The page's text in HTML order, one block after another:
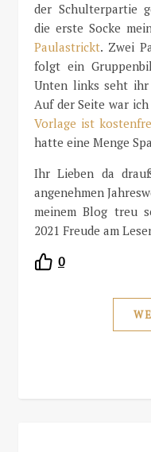
der Schulterpartie
die erste Socke
Paulastrickt. Zwei
folgt ein
Unten links seht
Auf der Seite war
Vorlage ist
hatte eine Menge
Ihr Lieben da
angenehmen
meinem Blog treu
2021 Freude am
0